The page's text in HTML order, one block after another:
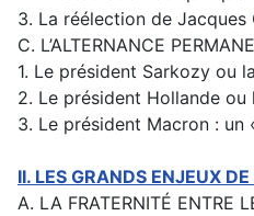
3. La réélection de Jacques
C. L’ALTERNANCE
1. Le président Sarkozy ou
2. Le président Hollande ou
3. Le président Macron : un
II. LES GRANDS ENJEUX
A. LA FRATERNITÉ ENTRE